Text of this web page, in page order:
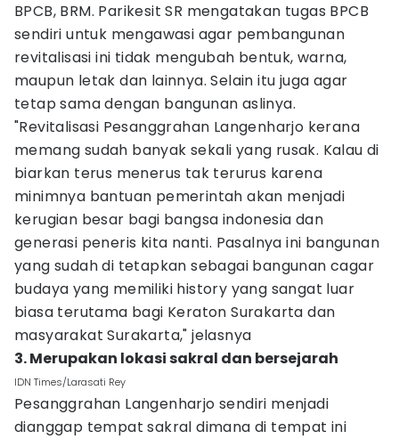
BPCB, BRM. Parikesit SR mengatakan tugas BPCB
sendiri untuk mengawasi agar pembangunan
revitalisasi ini tidak mengubah bentuk, warna,
maupun letak dan lainnya. Selain itu juga agar
tetap sama dengan bangunan aslinya.
"Revitalisasi Pesanggrahan Langenharjo kerana
memang sudah banyak sekali yang rusak. Kalau di
biarkan terus menerus tak terurus karena
minimnya bantuan pemerintah akan menjadi
kerugian besar bagi bangsa indonesia dan
generasi peneris kita nanti. Pasalnya ini bangunan
yang sudah di tetapkan sebagai bangunan cagar
budaya yang memiliki history yang sangat luar
biasa terutama bagi Keraton Surakarta dan
masyarakat Surakarta," jelasnya
3. Merupakan lokasi sakral dan bersejarah
IDN Times/Larasati Rey
Pesanggrahan Langenharjo sendiri menjadi
dianggap tempat sakral dimana di tempat ini